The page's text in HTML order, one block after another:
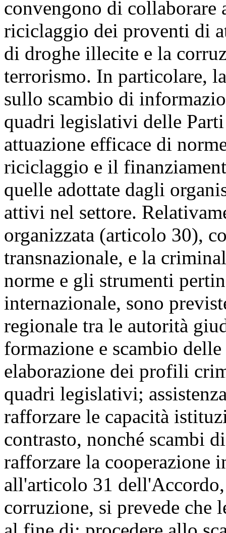
convengono di collaborare
riciclaggio dei proventi di
di droghe illecite e la
terrorismo. In particolare,
sullo scambio di
quadri legislativi delle
attuazione efficace di
riciclaggio e il
quelle adottate dagli
attivi nel settore.
organizzata (articolo 30),
transnazionale, e la
norme e gli strumenti
internazionale, sono
regionale tra le autorità
formazione e scambio
elaborazione dei profili
quadri legislativi;
rafforzare le capacità
contrasto, nonché scambi
rafforzare la cooperazione
all'articolo 31
corruzione, si prevede